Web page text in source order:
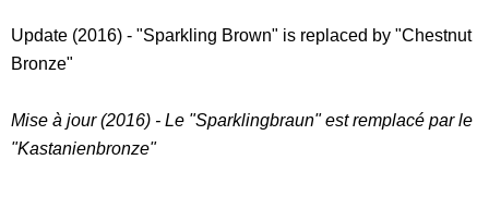
Update (2016) - "Sparkling Brown" is replaced by "Chestnut
Bronze"
Mise à jour (2016) - Le "Sparklingbraun" est remplacé par le
"Kastanienbronze"